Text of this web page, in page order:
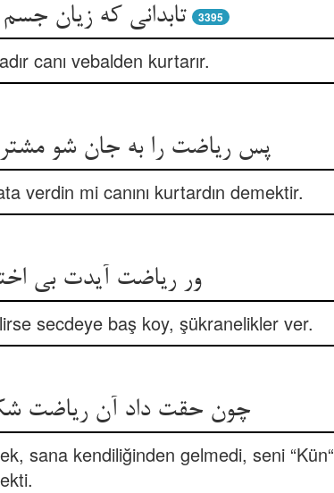
تابدانی که زیان 3395
canı vebalden kurtarır.
پس ریاضت را به جان شو
verdin mi canını kurtardın demektir.
ور ریاضت آیدت بی
secdeye baş koy, şükranelikler ver.
چون حقت داد آن ریاضت
sana kendiliğinden gelmedi, seni “Kün“